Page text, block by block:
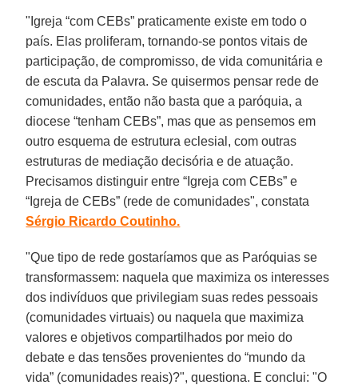
"Igreja “com CEBs” praticamente existe em todo o
país. Elas proliferam, tornando-se pontos vitais de
participação, de compromisso, de vida comunitária e
de escuta da Palavra. Se quisermos pensar rede de
comunidades, então não basta que a paróquia, a
diocese “tenham CEBs”, mas que as pensemos em
outro esquema de estrutura eclesial, com outras
estruturas de mediação decisória e de atuação.
Precisamos distinguir entre “Igreja com CEBs” e
“Igreja de CEBs” (rede de comunidades", constata
Sérgio Ricardo Coutinho.
"Que tipo de rede gostaríamos que as Paróquias se
transformassem: naquela que maximiza os interesses
dos indivíduos que privilegiam suas redes pessoais
(comunidades virtuais) ou naquela que maximiza
valores e objetivos compartilhados por meio do
debate e das tensões provenientes do “mundo da
vida” (comunidades reais)?", questiona. E conclui: "O